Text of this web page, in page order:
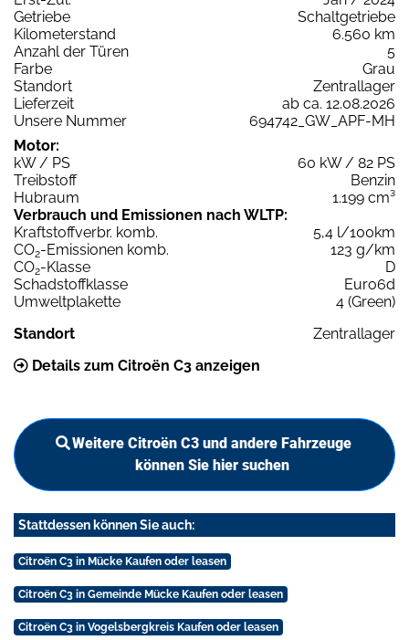
Getriebe
Schaltgetriebe
Kilometerstand
6.560 km
Anzahl der Türen
5
Farbe
Grau
Standort
Zentrallager
Lieferzeit
ab ca. 12.08.2026
Unsere Nummer
694742_GW_APF-MH
Motor:
kW / PS
60 kW / 82 PS
Treibstoff
Benzin
Hubraum
1.199 cm³
Verbrauch und Emissionen nach WLTP:
Kraftstoffverbr. komb.
5,4 l/100km
CO2-Emissionen komb.
123 g/km
CO2-Klasse
D
Schadstoffklasse
Euro6d
Umweltplakette
4 (Green)
Standort
Zentrallager
Details zum Citroën C3 anzeigen
Weitere Citroën C3 und andere Fahrzeuge
können Sie hier suchen
Stattdessen können Sie auch:
Citroën C3 in Mücke Kaufen oder leasen
Citroën C3 in Gemeinde Mücke Kaufen oder leasen
Citroën C3 in Vogelsbergkreis Kaufen oder leasen